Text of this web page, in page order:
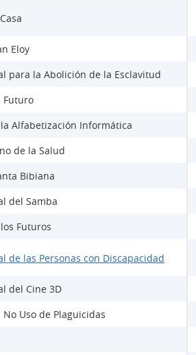
Eloy
para la Abolición de la Esclavitud
Futuro
Alfabetización Informática
de la Salud
Bibiana
del Samba
Futuros
de las Personas con Discapacidad
del Cine 3D
Uso de Plaguicidas